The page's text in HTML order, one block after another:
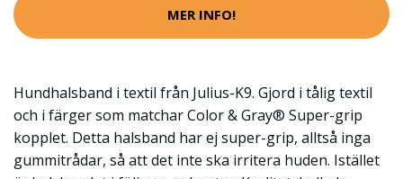
MER INFO!
Hundhalsband i textil från Julius-K9. Gjord i tålig textil
och i färger som matchar Color & Gray® Super-grip
kopplet. Detta halsband har ej super-grip, alltså inga
gummitrådar, så att det inte ska irritera huden. Istället